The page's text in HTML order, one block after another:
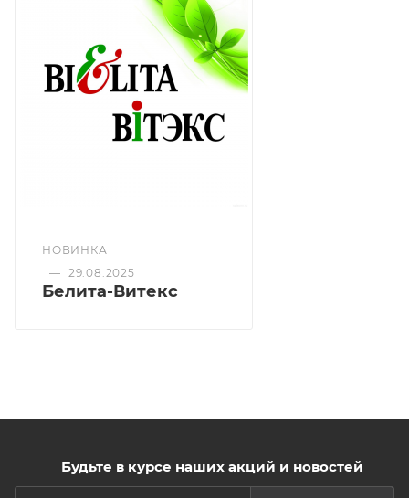
НОВИНКА
— 29.08.2025
Белита-Витекс
Будьте в курсе наших акций и новостей